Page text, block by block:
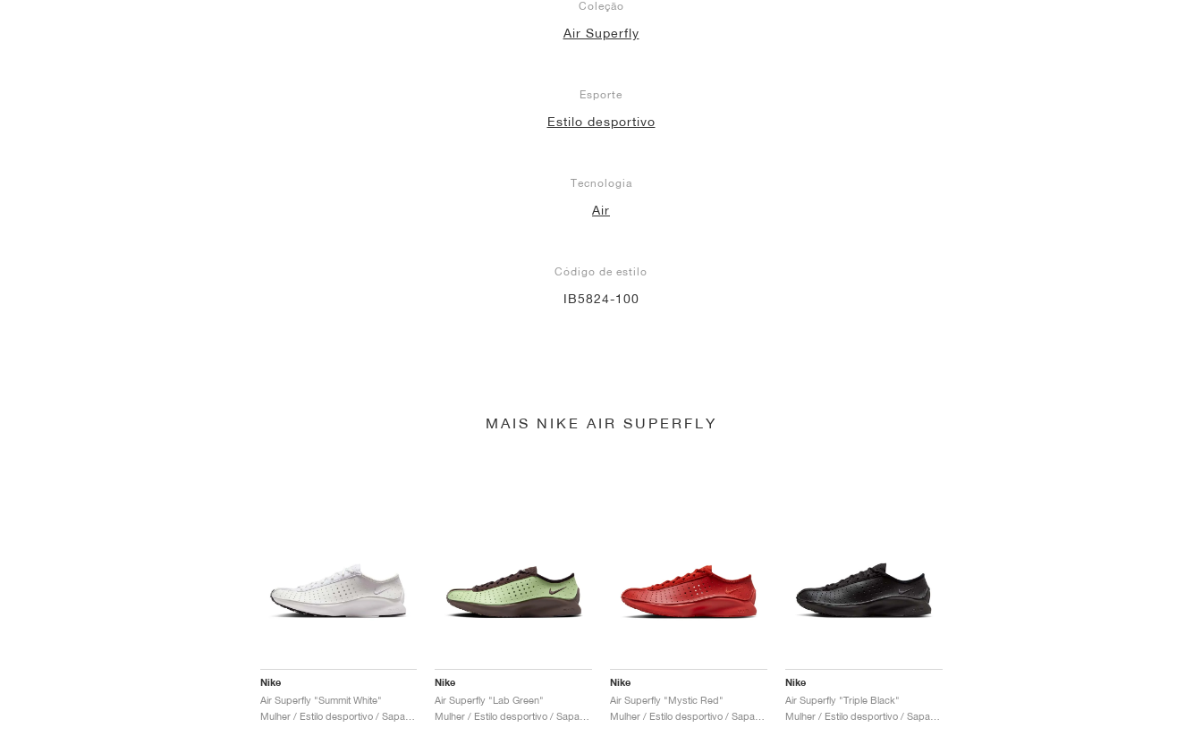
Coleção
Air Superfly
Esporte
Estilo desportivo
Tecnologia
Air
Código de estilo
IB5824-100
MAIS NIKE AIR SUPERFLY
Nike
Air Superfly "Summit White"
Nike
Air Superfly "Lab Green"
Nike
Air Superfly "Mystic Red"
Nike
Air Superfly "Triple Black"